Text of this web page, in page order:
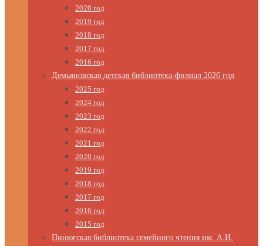
2020 год
2019 год
2018 год
2017 год
2016 год
Демьяновская детская библиотека-филиал 2026 год
2025 год
2024 год
2023 год
2022 год
2021 год
2020 год
2019 год
2018 год
2017 год
2016 год
2015 год
Пинюгская библиотека семейного чтения им. А.И.